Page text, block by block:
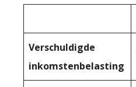
Verschuldigde
inkomstenbelasting